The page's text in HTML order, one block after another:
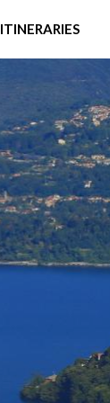
ITINERARIES